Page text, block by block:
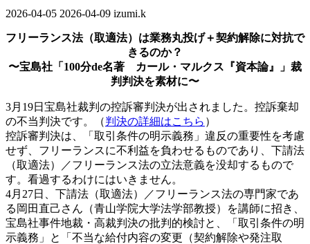
2026-04-05 最
更
日
:
2026-04-09 izumi.k
フリーランス法（取適法）は業務丸投げ＋契約解除に対抗で
きるのか？
〜宝島社「100分de名著 カール・マルクス『資本論』」裁
判判決を素材に〜
3月19日宝島社裁判の控訴審判決が出されました。控訴棄却
の不当判決です。（判決の詳細はこちら ）
控訴審判決は、「取引条件の明示義務」違反の重要性を考慮
せず、フリーランスに不利益を負わせるものであり、下請法
（取適法）／フリーランス法の立法意義を没却するもので
す。看過するわけにはいきません。
4月27日、下請法（取適法）／フリーランス法の専門家であ
る岡田直己さん（青山学院大学法学部教授）を講師に招き、
宝島社事件地裁・高裁判決の批判的検討と、「取引条件の明
示義務」と「不当な給付内容の変更（契約解除や発注取